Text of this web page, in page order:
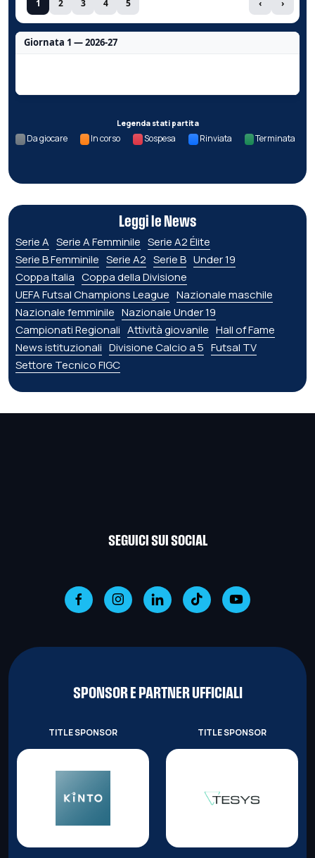
1 2 3 4 5 ‹ ›
Giornata 1 — 2026-27
Legenda stati partita
Da giocare In corso Sospesa Rinviata Terminata
Leggi le News
Serie A Serie A Femminile Serie A2 Élite
Serie B Femminile Serie A2 Serie B Under 19
Coppa Italia Coppa della Divisione
UEFA Futsal Champions League Nazionale maschile
Nazionale femminile Nazionale Under 19
Campionati Regionali Attività giovanile Hall of Fame
News istituzionali Divisione Calcio a 5 Futsal TV
Settore Tecnico FIGC
SEGUICI SUI SOCIAL
SPONSOR E PARTNER UFFICIALI
TITLE SPONSOR TITLE SPONSOR